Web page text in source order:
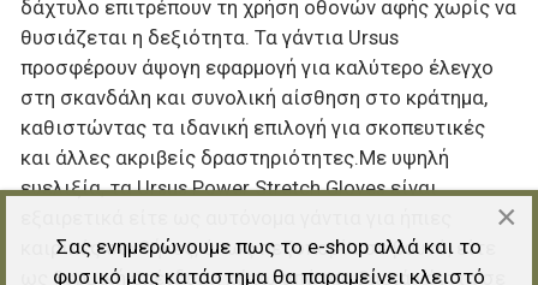
δάχτυλο επιτρέπουν τη χρήση οθονών αφής χωρίς να
θυσιάζεται η δεξιότητα. Τα γάντια Ursus
προσφέρουν άψογη εφαρμογή για καλύτερο έλεγχο
στη σκανδάλη και συνολική αίσθηση στο κράτημα,
καθιστώντας τα ιδανική επιλογή για σκοπευτικές
και άλλες ακριβείς δραστηριότητες.Με υψηλή
ευελιξία, τα Ursus Power Stretch Gloves είναι
καιρικές συνθήκες, όπως πεζοπορία σε βουνό, είτε
ως θερμική επένδυση κάτω από πιο βαριά γάντια σε
×
Σας ενημερώνουμε πως το e-shop αλλά και το
φυσικό μας κατάστημα θα παραμείνει κλειστό